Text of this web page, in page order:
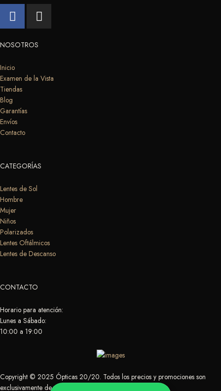
F
a
c
e
o
o
k
I
n
s
g
r
NOSOTROS
Inicio
Examen de la Vista
Tiendas
Blog
Garantías
Envíos
Contacto
CATEGORÍAS
Lentes de Sol
Hombre
Mujer
Niños
Polarizados
Lentes Oftálmicos
Lentes de Descanso
CONTACTO
Horario para atención:
Lunes a Sábado:
10:00 a 19:00
Copyright © 2025 Ópticas 20/20. Todos los precios y promociones son
exclusivamente de nuestra tienda online.